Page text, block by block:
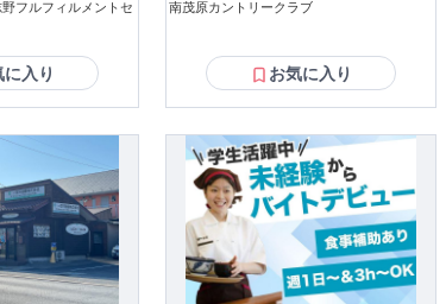
フルフィルメントセ
に入り
南茂原カントリークラブ
お気に入り